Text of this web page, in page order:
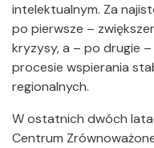
intelektualnym. Za
po pierwsze –
kryzysy, a – po drugie
procesie wspierania
regionalnych.
W ostatnich dwóch
Centrum